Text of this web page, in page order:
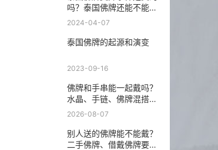
吗？泰国佛牌还能不能
请？
2024-04-07
泰国佛牌的起源和演变
2023-09-16
佛牌和手串能一起戴吗？
水晶、手链、佛牌混搭前
先看这几点
2026-08-07
别人送的佛牌能不能戴？
二手佛牌、借戴佛牌要注